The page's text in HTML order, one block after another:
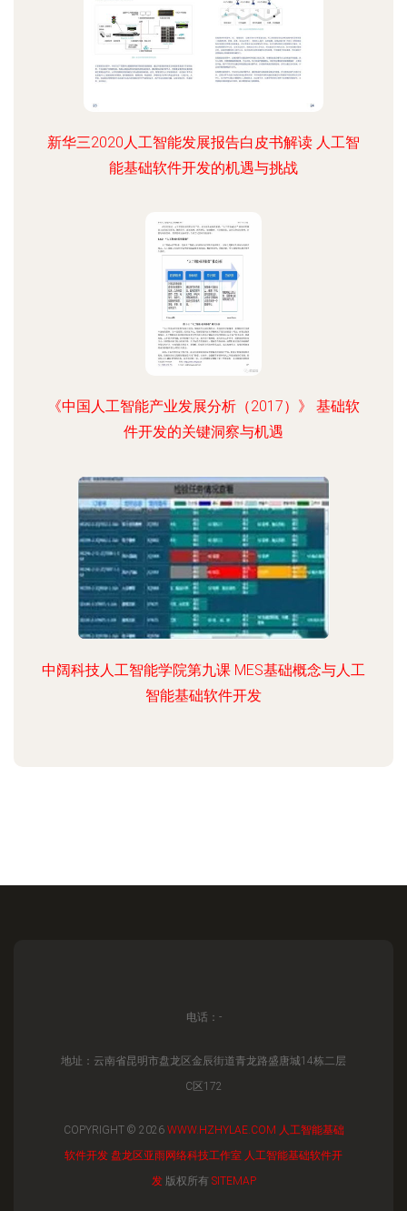
新华三2020人工智能发展报告白皮书解读 人工智
能基础软件开发的机遇与挑战
《中国人工智能产业发展分析（2017）》 基础软
件开发的关键洞察与机遇
中阔科技人工智能学院第九课 MES基础概念与人工
智能基础软件开发
电话：-
地址：云南省昆明市盘龙区金辰街道青龙路盛唐城14栋二层
C区172
COPYRIGHT © 2026 WWW.HZHYLAE.COM 人工智能基础
软件开发 盘龙区亚雨网络科技工作室 人工智能基础软件开
发版权所有 SITEMAP